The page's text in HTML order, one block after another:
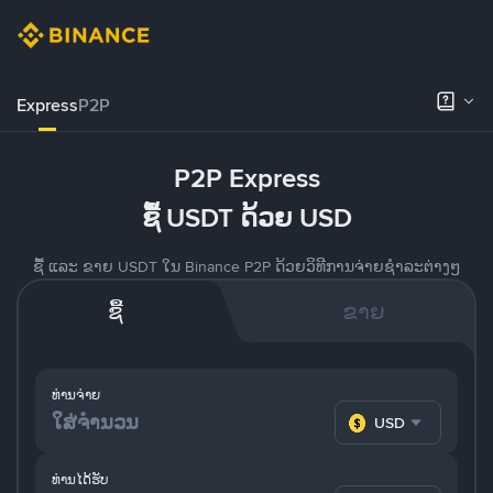
ExpressP2P
P2P Express
ຊື້ USDT ດ້ວຍ USD
ຊື້ ແລະ ຂາຍ USDT ໃນ Binance P2P ດ້ວຍວິທີການຈ່າຍຊຳລະຕ່າງໆ
ຊື້ ຂາຍ
ທ່ານຈ່າຍ
USD
ທ່ານໄດ້ຮັບ